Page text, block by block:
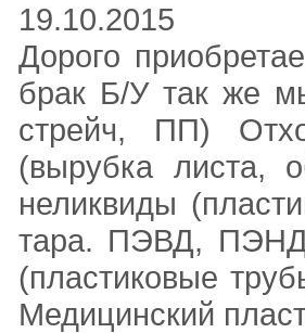
19.10.2015
Дорого
брак Б/У так же
стрейч, ПП)
(вырубка листа,
неликвиды
тара. ПЭВД,
(пластиковые
Медицинский